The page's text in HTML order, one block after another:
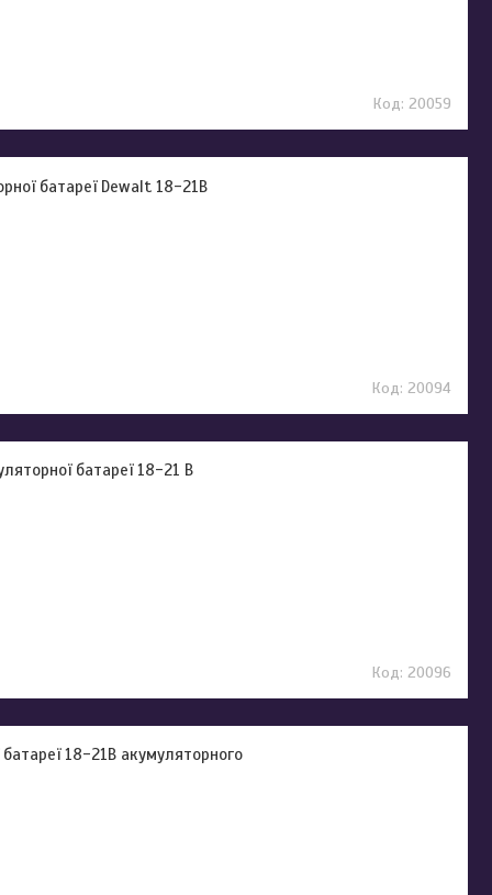
20059
батареї Dewalt 18-21В
20094
батареї 18-21 В
20096
18-21В акумуляторного